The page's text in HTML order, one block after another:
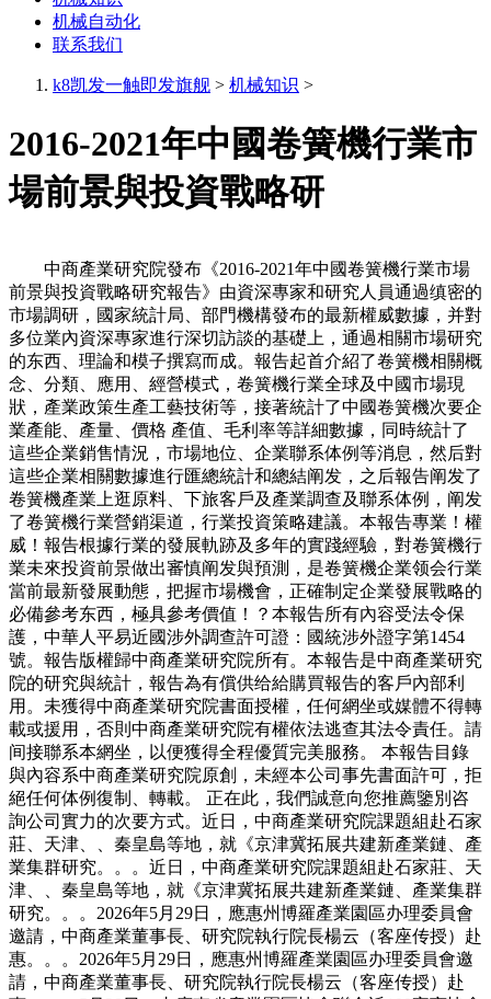
机械自动化
联系我们
k8凯发一触即发旗舰 > 机械知识 >
2016-2021年中國卷簧機行業市
場前景與投資戰略研
中商產業研究院發布《2016-2021年中國卷簧機行業市場
前景與投資戰略研究報告》由資深專家和研究人員通過缜密的
市場調研，國家統計局、部門機構發布的最新權威數據，并對
多位業內資深專家進行深切訪談的基礎上，通過相關市場研究
的东西、理論和模子撰寫而成。報告起首介紹了卷簧機相關概
念、分類、應用、經營模式，卷簧機行業全球及中國市場現
狀，產業政策生產工藝技術等，接著統計了中國卷簧機次要企
業產能、產量、價格 產值、毛利率等詳細數據，同時統計了
這些企業銷售情況，市場地位、企業聯系体例等消息，然后對
這些企業相關數據進行匯總統計和總結阐发，之后報告阐发了
卷簧機產業上逛原料、下旅客戶及產業調查及聯系体例，阐发
了卷簧機行業營銷渠道，行業投資策略建議。本報告專業！權
威！報告根據行業的發展軌跡及多年的實踐經驗，對卷簧機行
業未來投資前景做出審慎阐发與預測，是卷簧機企業领会行業
當前最新發展動態，把握市場機會，正確制定企業發展戰略的
必備參考东西，極具參考價值！？本報告所有內容受法令保
護，中華人平易近國涉外調查許可證：國統涉外證字第1454
號。報告版權歸中商產業研究院所有。本報告是中商產業研究
院的研究與統計，報告為有償供给給購買報告的客戶內部利
用。未獲得中商產業研究院書面授權，任何網坐或媒體不得轉
載或援用，否則中商產業研究院有權依法逃查其法令責任。請
间接聯系本網坐，以便獲得全程優質完美服務。 本報告目錄
與內容系中商產業研究院原創，未經本公司事先書面許可，拒
絕任何体例復制、轉載。 正在此，我們誠意向您推薦鑒別咨
詢公司實力的次要方式。近日，中商產業研究院課題組赴石家
莊、天津、、秦皇島等地，就《京津冀拓展共建新產業鏈、產
業集群研究。。。近日，中商產業研究院課題組赴石家莊、天
津、、秦皇島等地，就《京津冀拓展共建新產業鏈、產業集群
研究。。。2026年5月29日，應惠州博羅產業園區办理委員會
邀請，中商產業董事長、研究院執行院長楊云（客座传授）赴
惠。。。2026年5月29日，應惠州博羅產業園區办理委員會邀
請，中商產業董事長、研究院執行院長楊云（客座传授）赴